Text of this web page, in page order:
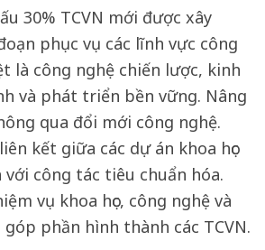
30% TCVN mới được xây
phục vụ các lĩnh vực công
là công nghệ chiến lược, kinh
và phát triển bền vững. Nâng
qua đổi mới công nghệ.
kết giữa các dự án khoa học
với công tác tiêu chuẩn hóa.
vụ khoa học, công nghệ và
phần hình thành các TCVN.